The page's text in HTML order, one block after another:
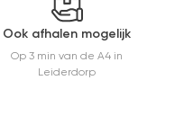
Ook afhalen mogelijk
Op 3 min van de A4 in
Leiderdorp